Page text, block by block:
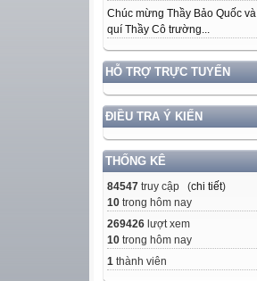
Chúc mừng Thầy Bảo Quốc và
quí Thầy Cô trường...
HỖ TRỢ TRỰC TUYẾN
ĐIỀU TRA Ý KIẾN
THỐNG KÊ
84547 truy cập (chi tiết)
10 trong hôm nay
269426 lượt xem
10 trong hôm nay
1 thành viên